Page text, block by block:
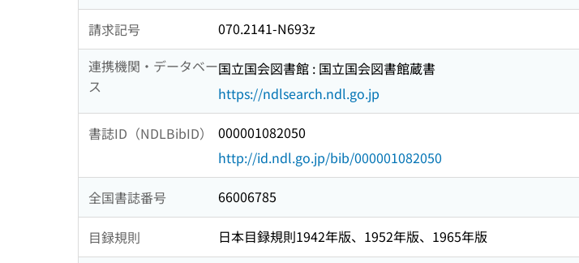
請求記号
070.2141-N693z
連携機関・データベー
ス
国立国会図書館 : 国立国会図書館蔵書
https://ndlsearch.ndl.go.jp
書誌ID（NDLBibID）
000001082050
http://id.ndl.go.jp/bib/000001082050
全国書誌番号 66006785
目録規則 日本目録規則1942年版、1952年版、1965年版